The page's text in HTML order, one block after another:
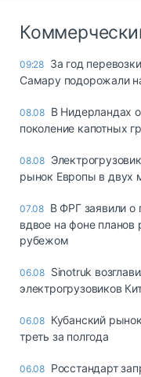
09:28 За год
Самару подорожали
08.08 В Нидерландах
поколение капотных
08.08
рынок Европы в двух
07.08 В ФРГ заявили о
вдвое на фоне планов
рубежом
06.08 Sinotruk
электрогрузовиков
06.08 Кубанский
треть за полгода
06.08 Росстандарт